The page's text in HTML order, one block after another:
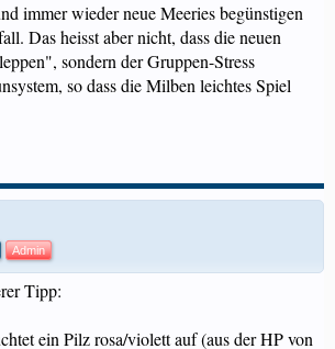
immer wieder neue Meeries begünstigen
Das heisst aber nicht, dass die neuen
sondern der Gruppen-Stress
so dass die Milben leichtes Spiel
Admin
Tipp:
ein Pilz rosa/violett auf (aus der HP von